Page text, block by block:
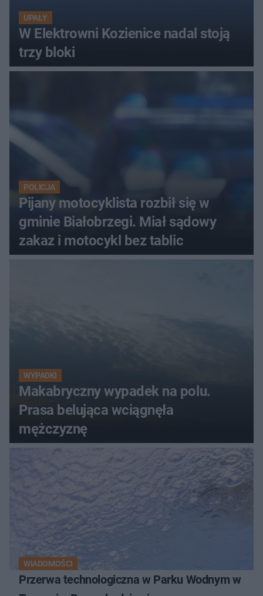
UPAŁY
W Elektrowni Kozienice nadal stoją
trzy bloki
POLICJA
Pijany motocyklista rozbił się w
gminie Białobrzegi. Miał sądowy
zakaz i motocykl bez tablic
WYPADKI
Makabryczny wypadek na polu.
Prasa belująca wciągnęła
mężczyznę
WIADOMOŚCI
Przerwa technologiczna w Parku Wodnym w